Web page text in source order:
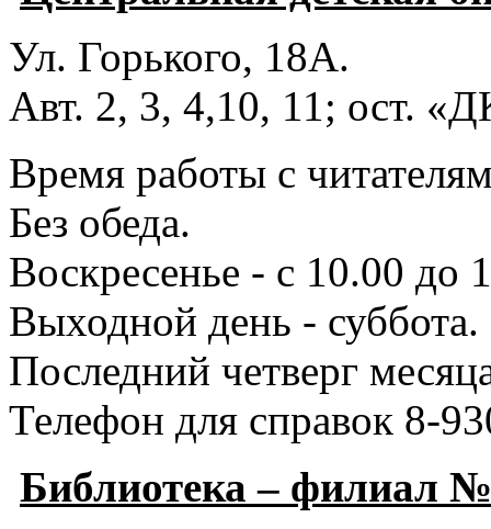
Ул. Горького, 18А.
Авт. 2, 3, 4,10, 11; ост.
Время работы с
Без обеда.
Воскресенье - с 10.00 до
Выходной день - суббота.
Последний четверг
Телефон для справок 8-
Библиотека – филиал